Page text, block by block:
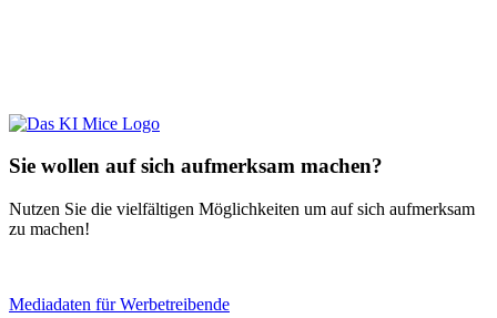
Sie wollen auf sich aufmerksam machen?
Nutzen Sie die vielfältigen Möglichkeiten um auf sich aufmerksam
zu machen!
Mediadaten für Werbetreibende